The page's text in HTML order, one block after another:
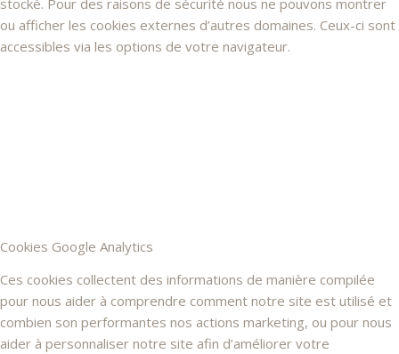
stocké. Pour des raisons de sécurité nous ne pouvons montrer
ou afficher les cookies externes d’autres domaines. Ceux-ci sont
accessibles via les options de votre navigateur.
Cookies Google Analytics
Ces cookies collectent des informations de manière compilée
pour nous aider à comprendre comment notre site est utilisé et
combien son performantes nos actions marketing, ou pour nous
aider à personnaliser notre site afin d’améliorer votre